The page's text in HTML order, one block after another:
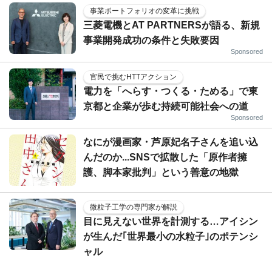
事業ポートフォリオの変革に挑戦
三菱電機とAT PARTNERSが語る、新規
事業開発成功の条件と失敗要因
Sponsored
官民で挑むHTTアクション
電力を「へらす・つくる・ためる」で東
京都と企業が歩む持続可能社会への道
Sponsored
なにが漫画家・芦原妃名子さんを追い込
んだのか...SNSで拡散した「原作者擁
護、脚本家批判」という善意の地獄
微粒子工学の専門家が解説
目に見えない世界を計測する…アイシン
が生んだ｢世界最小の水粒子｣のポテンシ
ャル